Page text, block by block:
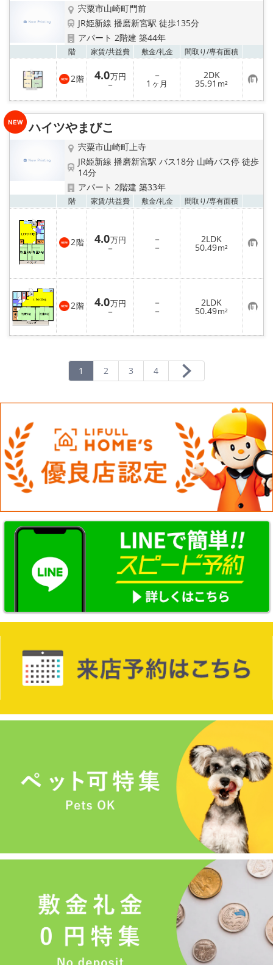
宍粟市山崎町門前
JR姫新線 播磨新宮駅 徒歩135分
アパート 2階建 築44年
階 家賃/共益費 敷金/礼金 間取り/専有面積
2階 4.0万円
－
－
1 ヶ月
2DK
35.91 m² お
気
に
り
ハイツやまびこ
宍粟市山崎町上寺
JR姫新線 播磨新宮駅 バス18分 山崎バス停 徒歩
14分
アパート 2階建 築33年
階 家賃/共益費 敷金/礼金 間取り/専有面積
2階 4.0万円
－
－
－
2LDK
50.49m² お
気
に
入
り
登
録
2階 4.0万円
－
－
－
2LDK
50.49m² お
気
に
入
1 2 3 4